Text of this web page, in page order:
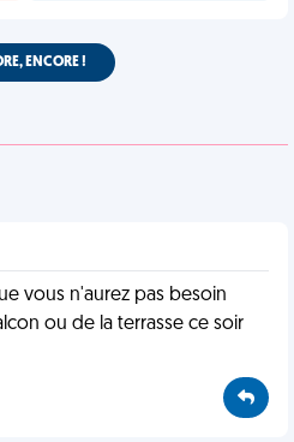
ENCORE !
vous n'aurez pas besoin
ou de la terrasse ce soir